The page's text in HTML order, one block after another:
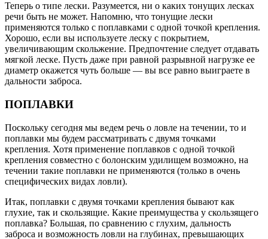
Теперь о типе лески. Разумеется, ни о каких тонущих лесках
речи быть не может. Напомню, что тонущие лески
применяются только с поплавками с одной точкой крепления.
Хорошо, если вы используете леску с покрытием,
увеличивающим скольжение. Предпочтение следует отдавать
мягкой леске. Пусть даже при равной разрывной нагрузке ее
диаметр окажется чуть больше — вы все равно выиграете в
дальности заброса.
ПОПЛАВКИ
Поскольку сегодня мы ведем речь о ловле на течении, то и
поплавки мы будем рассматривать с двумя точками
крепления. Хотя применение поплавков с одной точкой
крепления совместно с болонским удилищем возможно, на
течении такие поплавки не применяются (только в очень
специфических видах ловли).
Итак, поплавки с двумя точками крепления бывают как
глухие, так и скользящие. Какие преимущества у скользящего
поплавка? Большая, по сравнению с глухим, дальность
заброса и возможность ловли на глубинах, превышающих